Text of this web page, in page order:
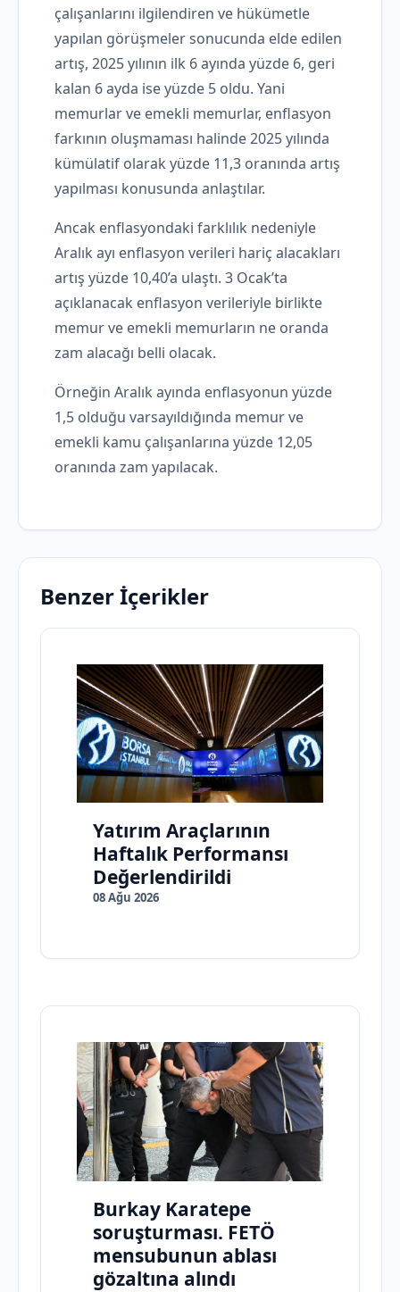
çalışanlarını ilgilendiren ve hükümetle
yapılan görüşmeler sonucunda elde edilen
artış, 2025 yılının ilk 6 ayında yüzde 6, geri
kalan 6 ayda ise yüzde 5 oldu. Yani
memurlar ve emekli memurlar, enflasyon
farkının oluşmaması halinde 2025 yılında
kümülatif olarak yüzde 11,3 oranında artış
yapılması konusunda anlaştılar.
Ancak enflasyondaki farklılık nedeniyle
Aralık ayı enflasyon verileri hariç alacakları
artış yüzde 10,40’a ulaştı. 3 Ocak’ta
açıklanacak enflasyon verileriyle birlikte
memur ve emekli memurların ne oranda
zam alacağı belli olacak.
Örneğin Aralık ayında enflasyonun yüzde
1,5 olduğu varsayıldığında memur ve
emekli kamu çalışanlarına yüzde 12,05
oranında zam yapılacak.
Benzer İçerikler
Yatırım Araçlarının
Haftalık Performansı
Değerlendirildi
08 Ağu 2026
Burkay Karatepe
soruşturması. FETÖ
mensubunun ablası
gözaltına alındı